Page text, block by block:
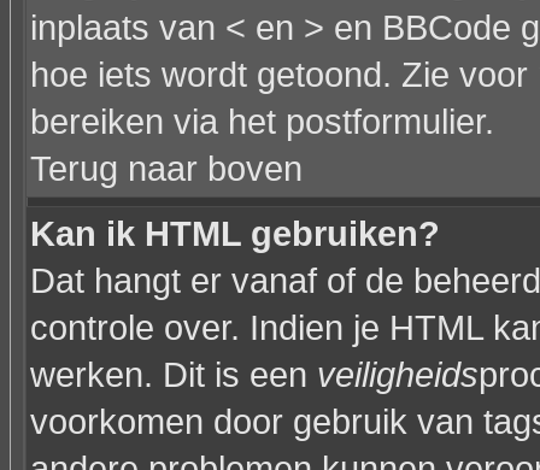
inplaats van < en > en BBCode
hoe iets wordt getoond. Zie
bereiken via het postformulier.
Terug naar boven
Kan ik HTML gebruiken?
Dat hangt er vanaf of de
controle over. Indien je HTML
werken. Dit is een veiligheids
voorkomen door gebruik van